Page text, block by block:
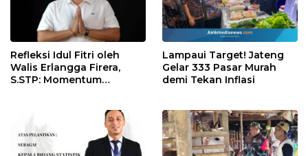
Refleksi Idul Fitri oleh
Walis Erlangga Firera,
S.STP: Momentum
Lampaui Target! Jateng
Gelar 333 Pasar Murah
demi Tekan Inflasi